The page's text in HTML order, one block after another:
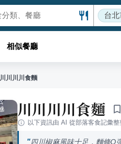
台
相似餐廳
川川川川食麵
川川川川食麵
以下資訊由 AI 從部落客食記彙整
四川椒麻風味十足，麵條Q